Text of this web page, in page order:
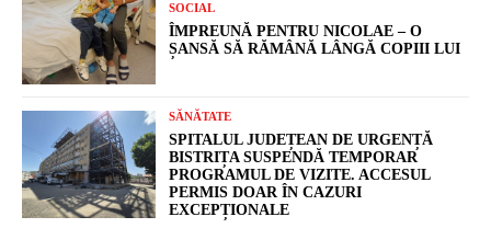
SOCIAL
ÎMPREUNĂ PENTRU NICOLAE – O
ȘANSĂ SĂ RĂMÂNĂ LÂNGĂ COPIII LUI
SĂNĂTATE
SPITALUL JUDEȚEAN DE URGENȚĂ
BISTRIȚA SUSPENDĂ TEMPORAR
PROGRAMUL DE VIZITE. ACCESUL
PERMIS DOAR ÎN CAZURI
EXCEPȚIONALE